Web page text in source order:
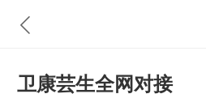
卫康芸生全网对接